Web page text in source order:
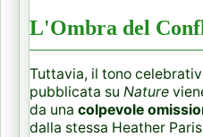
L'Ombra del
Tuttavia, il tono
pubblicata su Nature
da una colpevole
dalla stessa Heather